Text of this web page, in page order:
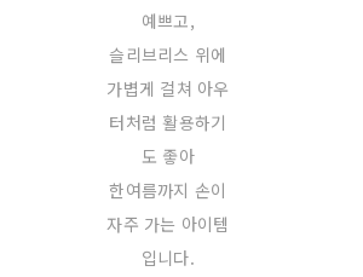
예쁘고,
슬리브리스 위에
가볍게 걸쳐 아우
터처럼 활용하기
도 좋아
한여름까지 손이
자주 가는 아이템
입니다.